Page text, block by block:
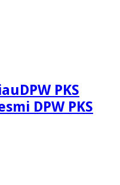
DPW PKS
DPW PKS